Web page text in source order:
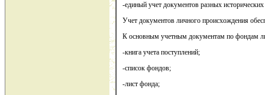
-единый учет документов разных
Учет документов личного происхождения
К основным учетным документам по фондам
-книга учета поступлений;
-список фондов;
-лист фонда;